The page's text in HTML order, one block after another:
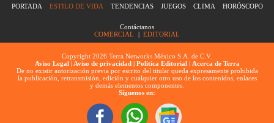
PORTADA ESTILO DE VIDA TENDENCIAS JUEGOS CLIMA HORÓSCOPO
Contáctanos
COMERCIAL
| EDITORIAL
Copyright 2026 Terra Networks México S.A. de C.V.
Aviso Legal | Aviso de privacidad | Política Editorial| Acerca de Terra
De no existir autorización previa por escrito del titular queda expresamente prohibida
la publicación, retransmisión, edición y cualquier otro uso de los contenidos, enlaces
y demás elementos componentes.
Síguenos en: